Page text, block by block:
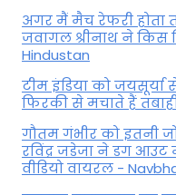
अगर मैं मैच रेफरी होता
जवागल श्रीनाथ ने किस
Hindustan
टीम इंडिया को जयसूर्या
फिरकी से मचाते हैं
गौतम गंभीर को इतनी
रविंद्र जडेजा ने डग आउट
वीडियो वायरल -